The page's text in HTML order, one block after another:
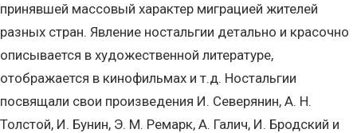
принявшей массовый характер миграцией жителей
разных стран. Явление ностальгии детально и красочно
описывается в художественной литературе,
отображается в кинофильмах и т.д. Ностальгии
посвящали свои произведения И. Северянин, А. Н.
Толстой, И. Бунин, Э. М. Ремарк, А. Галич, И. Бродский и